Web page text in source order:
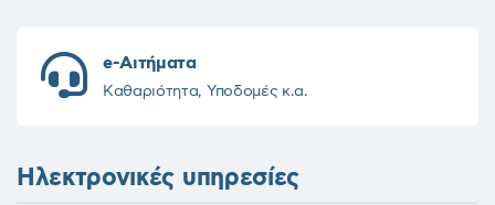
e-Αιτήματα
Καθαριότητα, Υποδομές κ.α.
Ηλεκτρονικές υπηρεσίες